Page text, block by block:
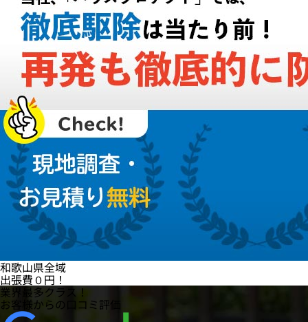
和歌山県全域
出張費０円 ！
業界最多クラス！
お客様からの口コミ評価